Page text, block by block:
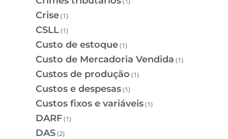
Crise(1)
CSLL(1)
Custo de estoque(1)
Custo de Mercadoria Vendida (1)
Custos de produção (1)
Custos e despesas(1)
Custos fixos e variáveis(1)
DARF(1)
DAS(2)